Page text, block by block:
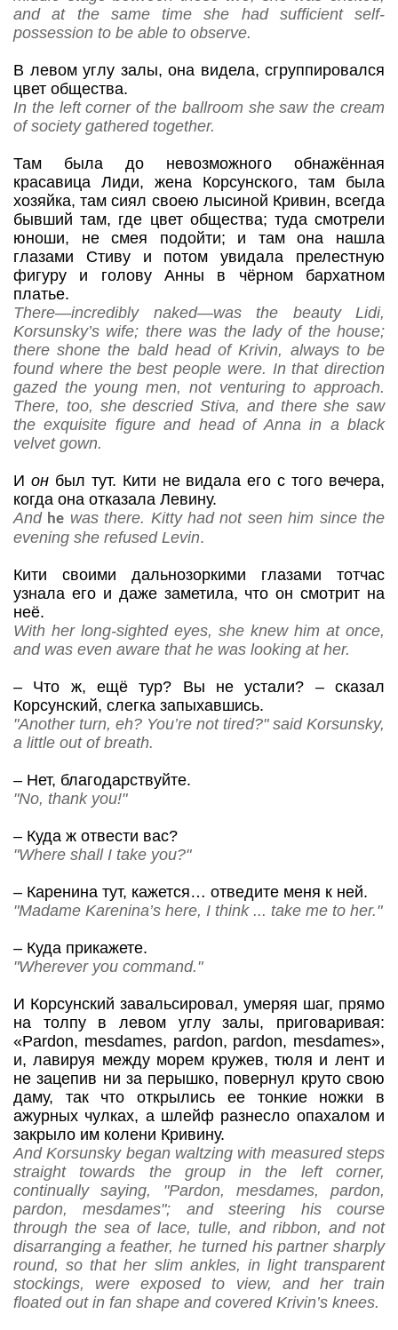
and at the same time she had sufficient self-
possession to be able to observe.
В левом углу залы, она видела, сгруппировался
цвет общества.
In the left corner of the ballroom she saw the cream
of society gathered together.
Там была до невозможного обнажённая
красавица Лиди, жена Корсунского, там была
хозяйка, там сиял своею лысиной Кривин, всегда
бывший там, где цвет общества; туда смотрели
юноши, не смея подойти; и
там она нашла
глазами Стиву и потом увидала прелестную
фигуру и голову Анны в чёрном бархатном
платье.
There—incredibly naked—was the beauty Lidi,
Korsunsky’s wife; there was the lady of the house;
there shone the bald head of Krivin, always to be
found where the best people were. In that direction
gazed the young men, not venturing to approach.
There, too, she descried Stiva, and there she saw
the exquisite figure and head of Anna in a black
velvet gown.
И он был тут. Кити не видала его с того вечера,
когда она отказала Левину.
And he was there. Kitty had not seen him since the
evening she refused Levin.
Кити своими дальнозоркими глазами тотчас
узнала его и даже заметила, что он смотрит на
неё.
With her long-sighted eyes, she knew him at once,
and was even aware that he was looking at her.
– Что ж, ещё тур? Вы не устали?
– сказал
Корсунский, слегка запыхавшись.
"Another turn, eh? You’re not tired?" said Korsunsky,
a little out of breath.
– Нет, благодарствуйте.
"No, thank you!"
– Куда ж отвести вас?
"Where shall I take you?"
– Каренина тут, кажется… отведите меня к ней.
"Madame Karenina’s here, I think ... take me to her."
– Куда прикажете.
"Wherever you command."
И Корсунский завальсировал, умеряя шаг, прямо
на толпу в левом углу залы, приговаривая:
«Pardon, mesdames, pardon, pardon, mesdames»,
и, лавируя между морем кружев, тюля и лент и
не зацепив ни за перышко, повернул круто свою
даму, так что открылись ее тонкие ножки в
ажурных чулках, а шлейф разнесло опахалом и
закрыло им колени Кривину.
And Korsunsky began waltzing with measured steps
straight towards the group in the left corner,
continually saying, "Pardon, mesdames, pardon,
pardon, mesdames"; and steering his course
through the sea of lace, tulle, and ribbon, and not
disarranging a feather, he turned his partner sharply
round, so that her slim ankles, in light transparent
stockings, were exposed to view, and her train
floated out in fan shape and covered Krivin’s knees.